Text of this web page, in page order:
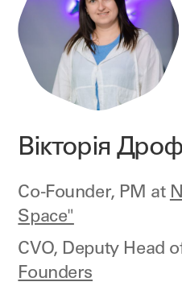
Вікторія
Co-Founder, PM at
Space"
CVO, Deputy Head
Founders